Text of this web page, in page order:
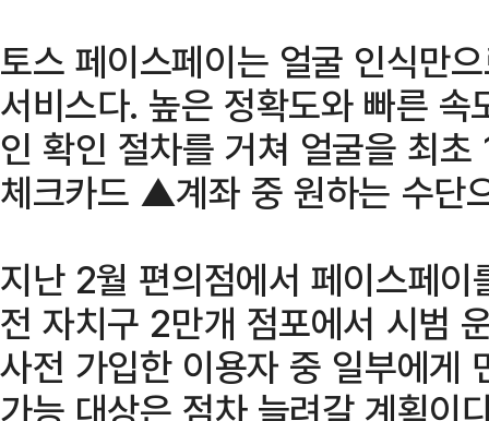
토스 페이스페이는 얼굴 인식만
서비스다. 높은 정확도와 빠른
인 확인 절차를 거쳐 얼굴을 최
체크카드 ▲계좌 중 원하는 수단
지난 2월 편의점에서 페이스페
전 자치구 2만개 점포에서 시범
사전 가입한 이용자 중 일부에게
가능 대상은 점차 늘려갈 계획이